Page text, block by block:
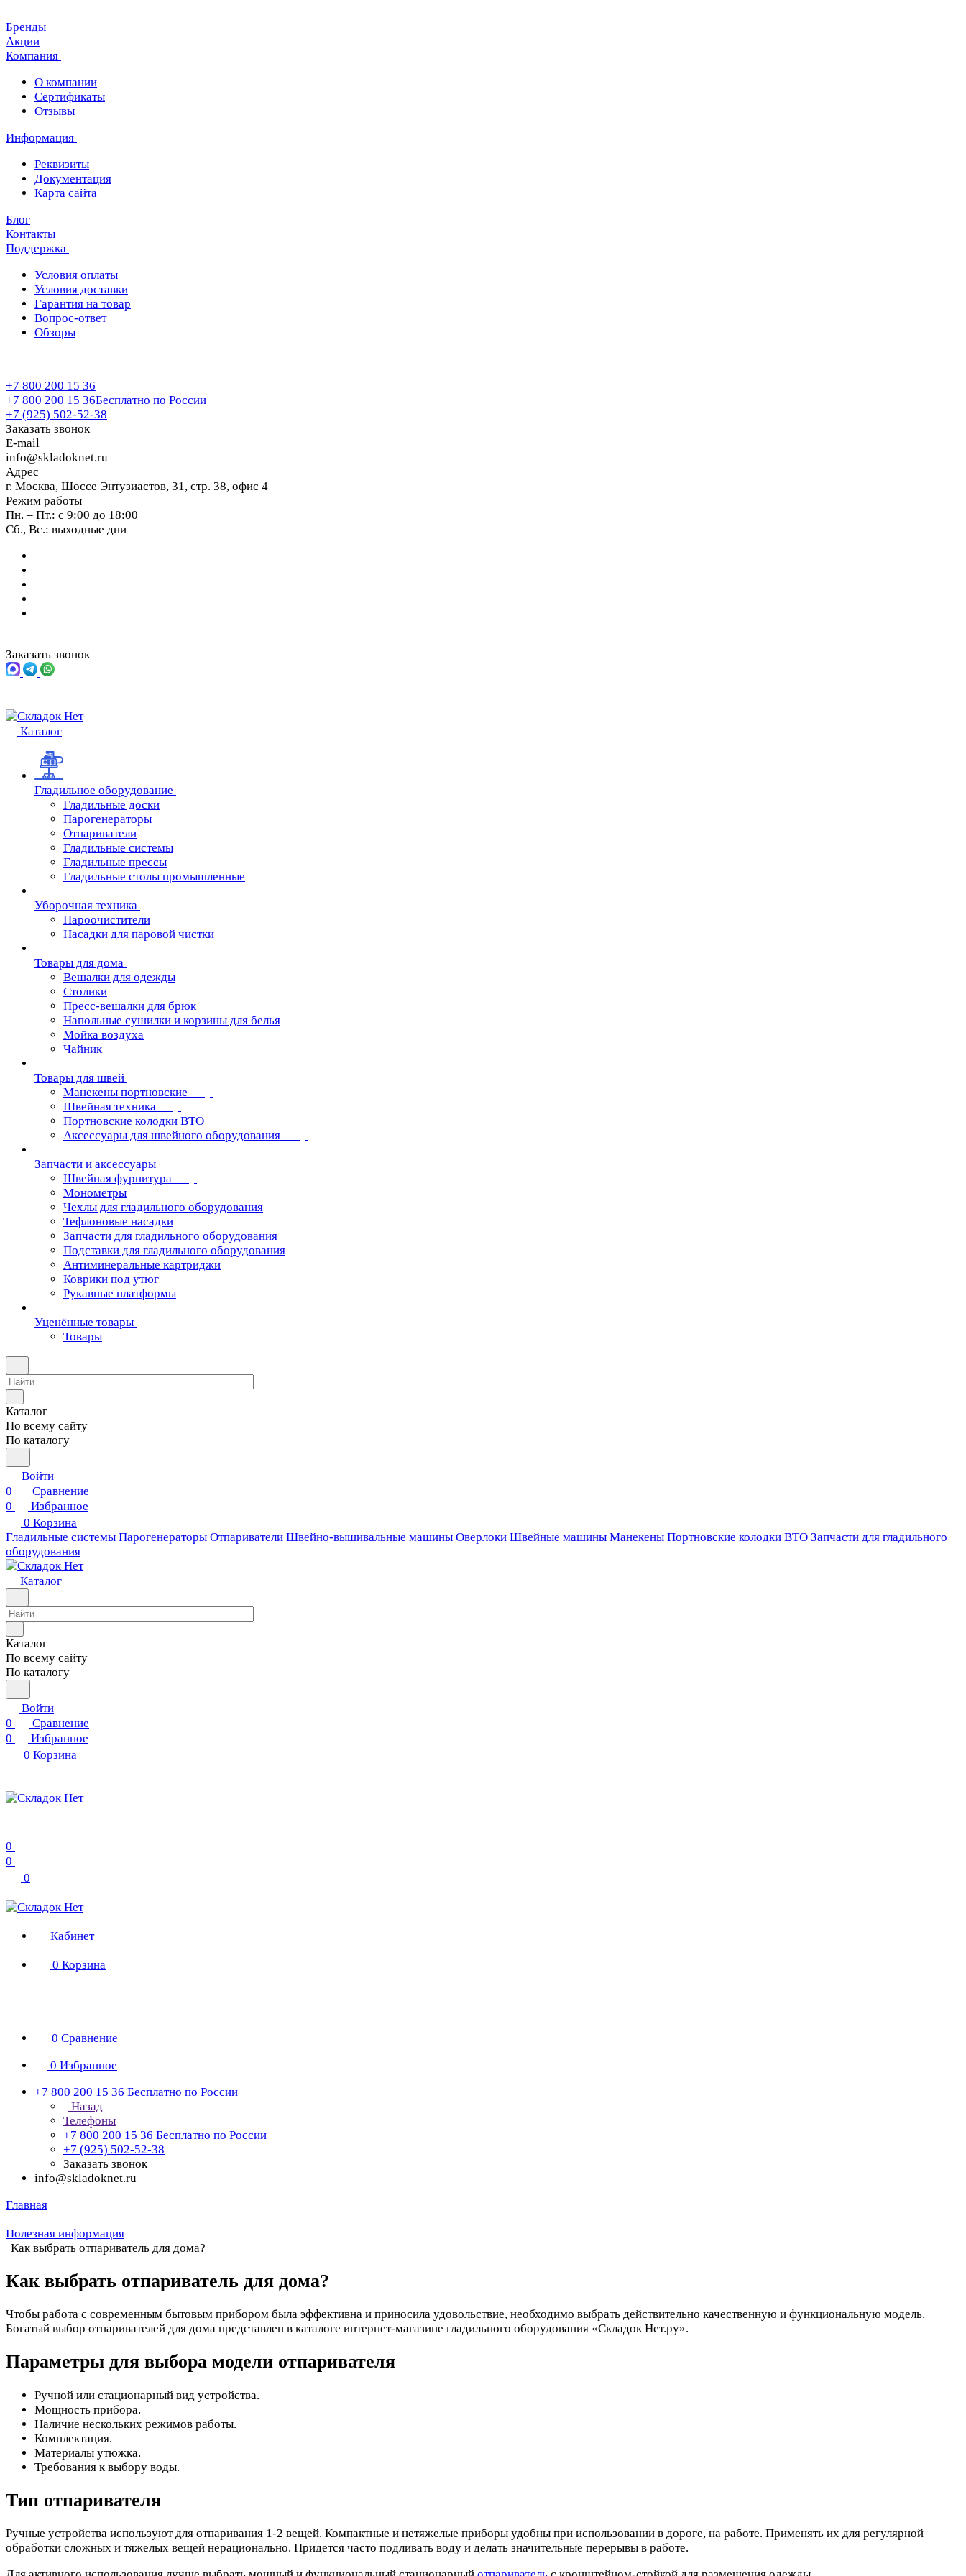
Бренды
Акции
Компания
О компании
Сертификаты
Отзывы
Информация
Реквизиты
Документация
Карта сайта
Блог
Контакты
Поддержка
Условия оплаты
Условия доставки
Гарантия на товар
Вопрос-ответ
Обзоры
+7 800 200 15 36
+7 800 200 15 36Бесплатно по России
+7 (925) 502-52-38
Заказать звонок
E-mail
info@skladoknet.ru
Адрес
г. Москва, Шоссе Энтузиастов, 31, стр. 38, офис 4
Режим работы
Пн. – Пт.: с 9:00 до 18:00
Сб., Вс.: выходные дни
Заказать звонок
Каталог
Гладильное оборудование
Гладильные доски
Парогенераторы
Отпариватели
Гладильные системы
Гладильные прессы
Гладильные столы промышленные
Уборочная техника
Пароочистители
Насадки для паровой чистки
Товары для дома
Вешалки для одежды
Столики
Пресс-вешалки для брюк
Напольные сушилки и корзины для белья
Мойка воздуха
Чайник
Товары для швей
Манекены портновские
Швейная техника
Портновские колодки ВТО
Аксессуары для швейного оборудования
Запчасти и аксессуары
Швейная фурнитура
Монометры
Чехлы для гладильного оборудования
Тефлоновые насадки
Запчасти для гладильного оборудования
Подставки для гладильного оборудования
Антиминеральные картриджи
Коврики под утюг
Рукавные платформы
Уценённые товары
Товары
Каталог
По всему сайту
По каталогу
Войти
0
Сравнение
0
Избранное
0 Корзина
Гладильные системы Парогенераторы Отпариватели Швейно-вышивальные машины Оверлоки Швейные машины Манекены Портновские колодки ВТО Запчасти для гладильного
оборудования
Каталог
Каталог
По всему сайту
По каталогу
Войти
0
Сравнение
0
Избранное
0 Корзина
0
0
0
Кабинет
0 Корзина
0 Сравнение
0 Избранное
+7 800 200 15 36 Бесплатно по России
Назад
Телефоны
+7 800 200 15 36 Бесплатно по России
+7 (925) 502-52-38
Заказать звонок
info@skladoknet.ru
Главная
Полезная информация
Как выбрать отпариватель для дома?
Как выбрать отпариватель для дома?
Чтобы работа с современным бытовым прибором была эффективна и приносила удовольствие, необходимо выбрать действительно качественную и функциональную модель.
Богатый выбор отпаривателей для дома представлен в каталоге интернет-магазине гладильного оборудования «Складок Нет.ру».
Параметры для выбора модели отпаривателя
Ручной или стационарный вид устройства.
Мощность прибора.
Наличие нескольких режимов работы.
Комплектация.
Материалы утюжка.
Требования к выбору воды.
Тип отпаривателя
Ручные устройства используют для отпаривания 1-2 вещей. Компактные и нетяжелые приборы удобны при использовании в дороге, на работе. Применять их для регулярной
обработки сложных и тяжелых вещей нерационально. Придется часто подливать воду и делать значительные перерывы в работе.